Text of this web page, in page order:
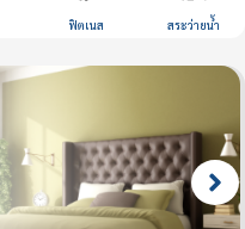
ฟิตเนส สระว่ายน้ำ